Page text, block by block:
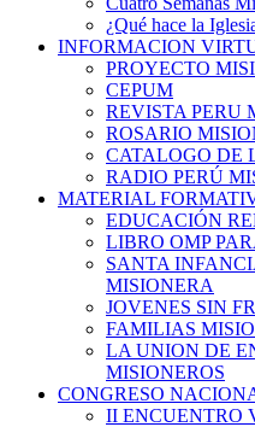
¿Qué hace la
INFORMACION
PROYECTO
CEPUM
REVISTA PERU
ROSARIO
CATALOGO DE
RADIO PERÚ
MATERIAL
EDUCACIÓN
LIBRO OMP
SANTA
MISIONERA
JOVENES SIN
FAMILIAS
LA UNION DE
MISIONEROS
CONGRESO
II ENCUENTRO